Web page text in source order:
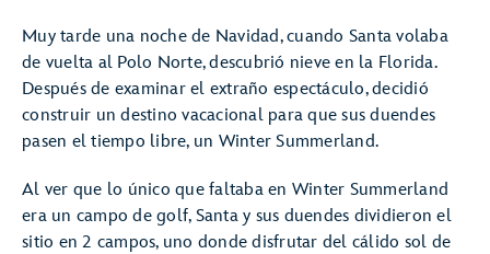
Muy tarde una noche de Navidad, cuando Santa volaba
de vuelta al Polo Norte, descubrió nieve en la Florida.
Después de examinar el extraño espectáculo, decidió
construir un destino vacacional para que sus duendes
pasen el tiempo libre, un Winter Summerland.
Al ver que lo único que faltaba en Winter Summerland
era un campo de golf, Santa y sus duendes dividieron el
sitio en 2 campos, uno donde disfrutar del cálido sol de